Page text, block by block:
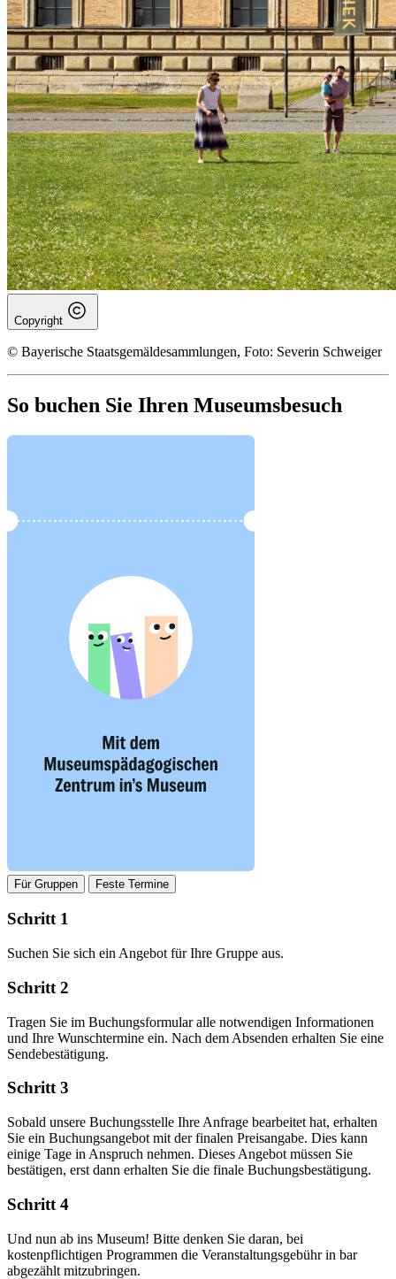
Copyright
© Bayerische Staatsgemäldesammlungen, Foto: Severin Schweiger
So buchen Sie Ihren Museumsbesuch
Für Gruppen Feste Termine
Schritt 1
Suchen Sie sich ein Angebot für Ihre Gruppe aus.
Schritt 2
Tragen Sie im Buchungsformular alle notwendigen Informationen
und Ihre Wunschtermine ein. Nach dem Absenden erhalten Sie eine
Sendebestätigung.
Schritt 3
Sobald unsere Buchungsstelle Ihre Anfrage bearbeitet hat, erhalten
Sie ein Buchungsangebot mit der finalen Preisangabe. Dies kann
einige Tage in Anspruch nehmen. Dieses Angebot müssen Sie
bestätigen, erst dann erhalten Sie die finale Buchungsbestätigung.
Schritt 4
Und nun ab ins Museum! Bitte denken Sie daran, bei
kostenpflichtigen Programmen die Veranstaltungsgebühr in bar
abgezählt mitzubringen.